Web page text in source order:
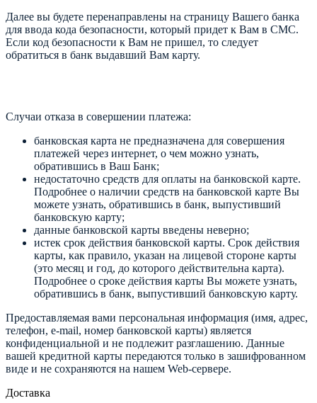
Далее вы будете перенаправлены на страницу Вашего банка
для ввода кода безопасности, который придет к Вам в СМС.
Если код безопасности к Вам не пришел, то следует
обратиться в банк выдавший Вам карту.
Случаи отказа в совершении платежа:
банковская карта не предназначена для совершения
платежей через интернет, о чем можно узнать,
обратившись в Ваш Банк;
недостаточно средств для оплаты на банковской карте.
Подробнее о наличии средств на банковской карте Вы
можете узнать, обратившись в банк, выпустивший
банковскую карту;
данные банковской карты введены неверно;
истек срок действия банковской карты. Срок действия
карты, как правило, указан на лицевой стороне карты
(это месяц и год, до которого действительна карта).
Подробнее о сроке действия карты Вы можете узнать,
обратившись в банк, выпустивший банковскую карту.
Предоставляемая вами персональная информация (имя, адрес,
телефон, e-mail, номер банковской карты) является
конфиденциальной и не подлежит разглашению. Данные
вашей кредитной карты передаются только в зашифрованном
виде и не сохраняются на нашем Web-сервере.
Доставка